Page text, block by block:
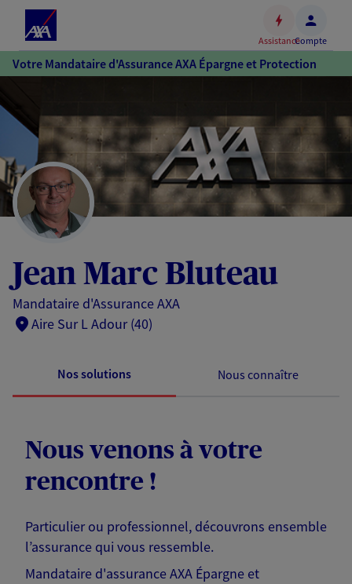
Accéder
au
Accéder
au
pied
de
page
AssistanceCompte
Votre Mandataire d'Assurance AXA Épargne et Protection
Jean Marc Bluteau
Mandataire d'Assurance AXA
Aire Sur L Adour (40)
Nos solutions Nous connaître
Nous venons à votre
rencontre !
Particulier ou professionnel, découvrons ensemble
l’assurance qui vous ressemble.
Mandataire d'assurance AXA Épargne et